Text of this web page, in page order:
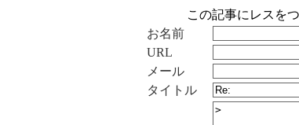
この記事にレスを
お名前
URL
メール
タイトル